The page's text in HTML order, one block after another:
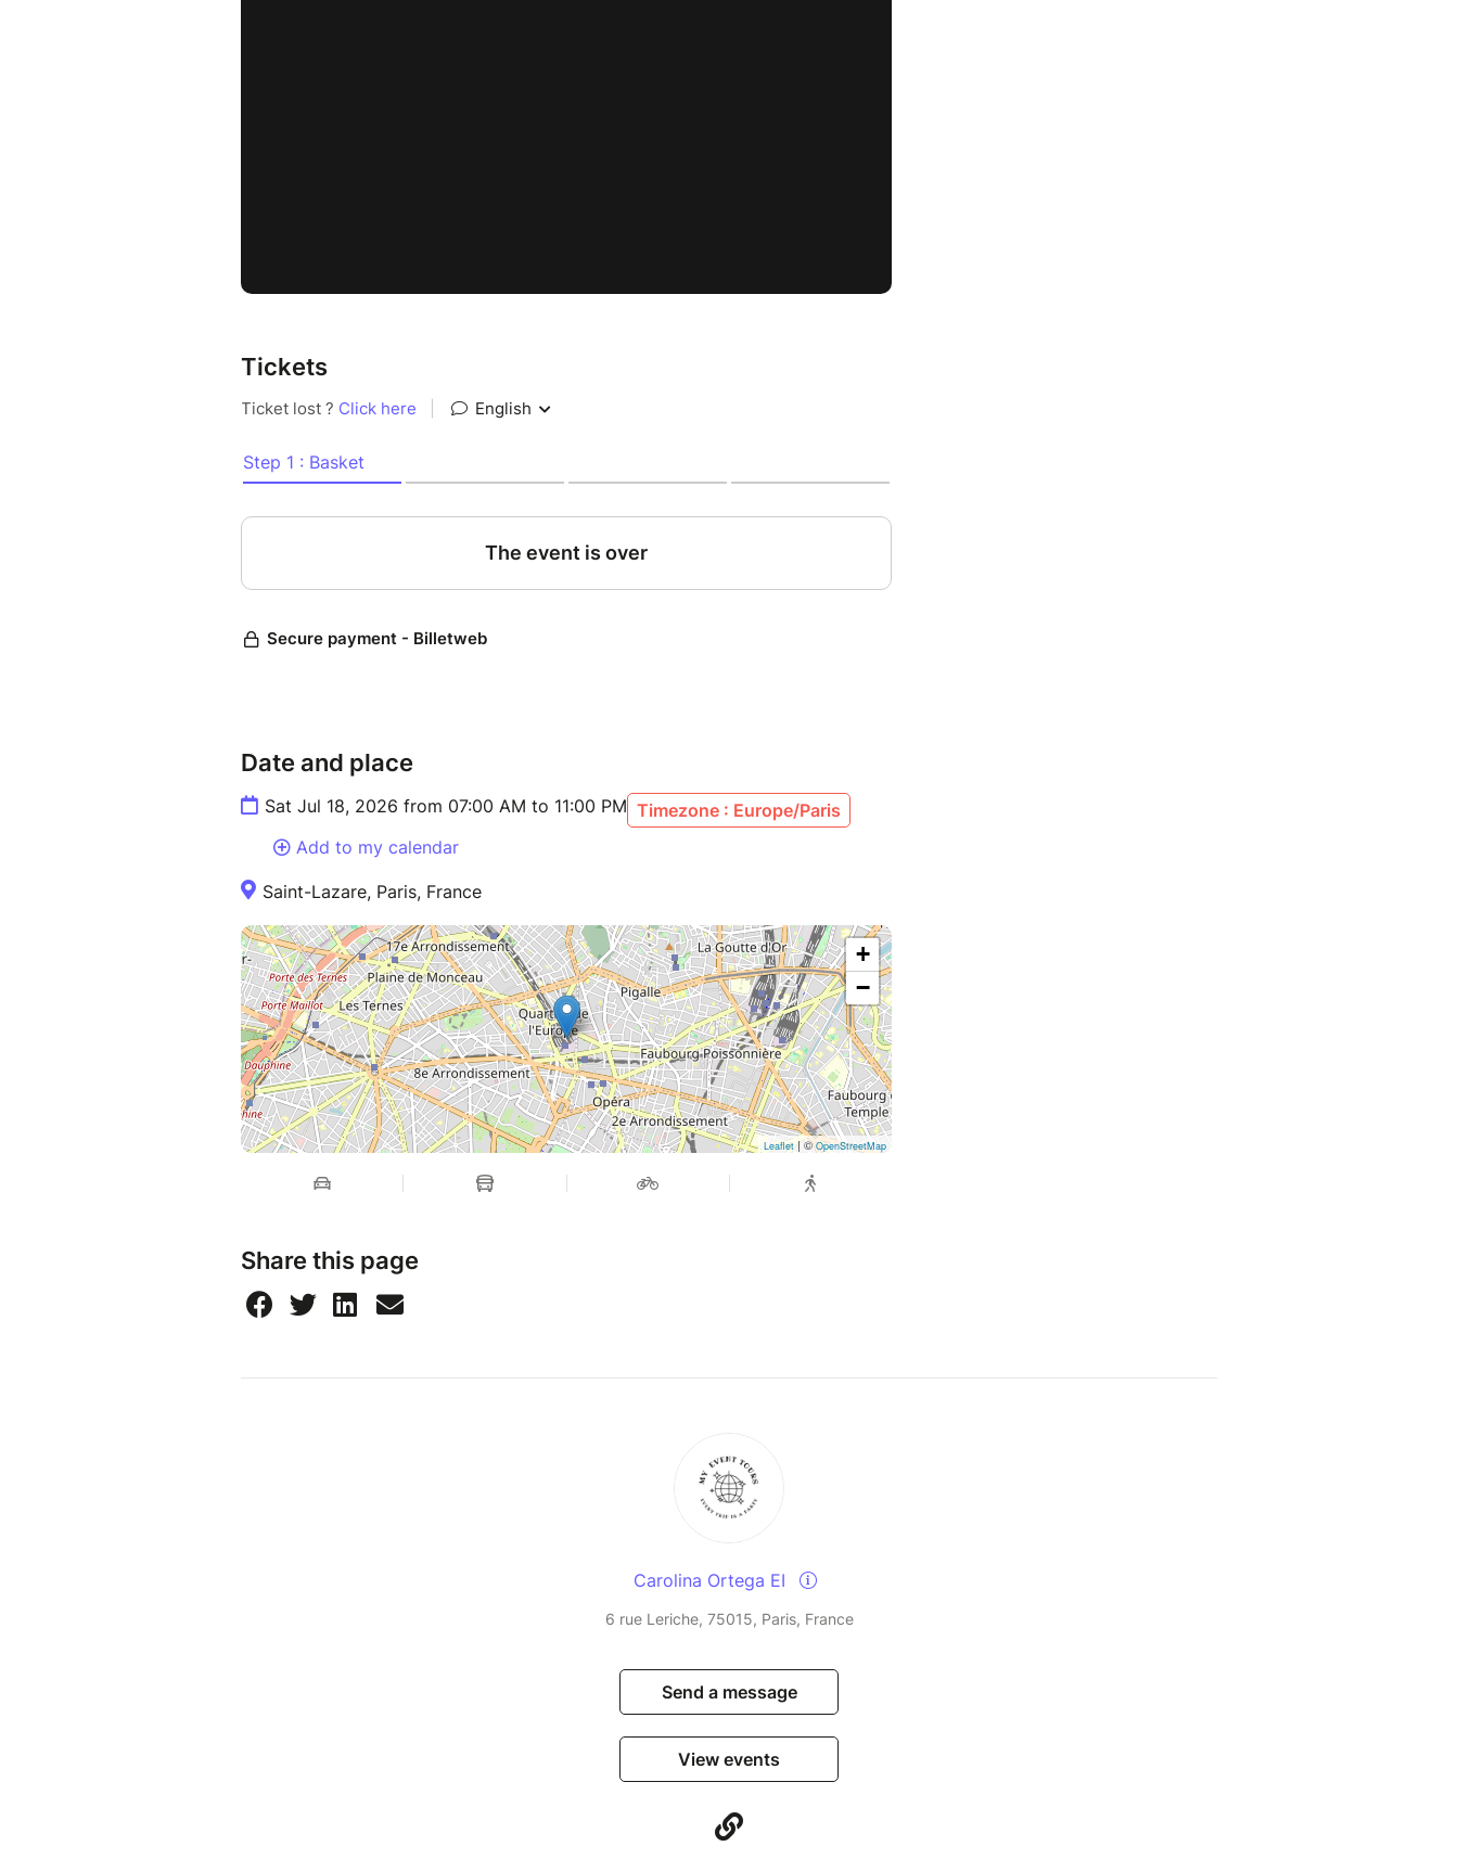
Tickets
Date and place
Sat Jul 18, 2026 from 07:00 AM to 11:00 PM Timezone : Europe/Paris
Add to my calendar
Saint-Lazare, Paris, France
+
−
Leaflet| ©OpenStreetMap
Share this page
Carolina Ortega EI
6 rue Leriche, 75015, Paris, France
Send a message
View events